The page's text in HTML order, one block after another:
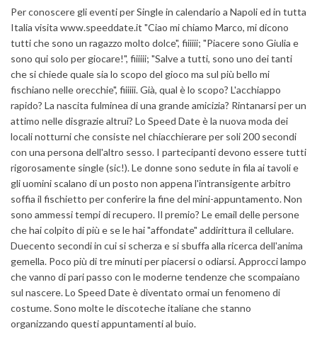
Per conoscere gli eventi per Single in calendario a Napoli ed in tutta
Italia visita www.speeddate.it "Ciao mi chiamo Marco, mi dicono
tutti che sono un ragazzo molto dolce", fiiiiii; "Piacere sono Giulia e
sono qui solo per giocare!", fiiiiii; "Salve a tutti, sono uno dei tanti
che si chiede quale sia lo scopo del gioco ma sul più bello mi
fischiano nelle orecchie", fiiiiii. Già, qual è lo scopo? L'acchiappo
rapido? La nascita fulminea di una grande amicizia? Rintanarsi per un
attimo nelle disgrazie altrui? Lo Speed Date è la nuova moda dei
locali notturni che consiste nel chiacchierare per soli 200 secondi
con una persona dell'altro sesso. I partecipanti devono essere tutti
rigorosamente single (sic!). Le donne sono sedute in fila ai tavoli e
gli uomini scalano di un posto non appena l'intransigente arbitro
soffia il fischietto per conferire la fine del mini-appuntamento. Non
sono ammessi tempi di recupero. Il premio? Le email delle persone
che hai colpito di più e se le hai "affondate" addirittura il cellulare.
Duecento secondi in cui si scherza e si sbuffa alla ricerca dell'anima
gemella. Poco più di tre minuti per piacersi o odiarsi. Approcci lampo
che vanno di pari passo con le moderne tendenze che scompaiano
sul nascere. Lo Speed Date è diventato ormai un fenomeno di
costume. Sono molte le discoteche italiane che stanno
organizzando questi appuntamenti al buio.